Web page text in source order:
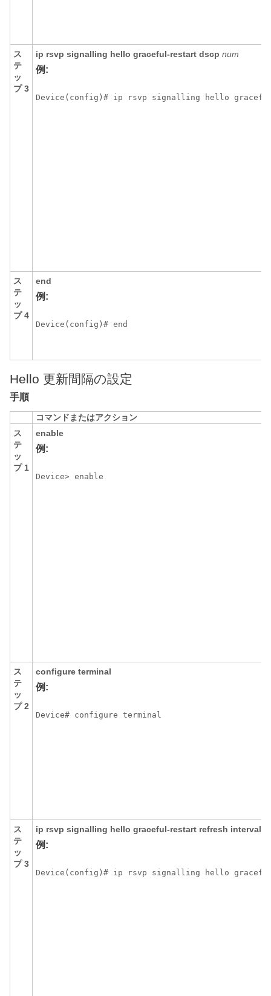
ス
テ
ッ
プ 3
ip rsvp signalling hello graceful-restart dscp num
例:
Device(config)# ip rsvp signalling hello
ス
テ
ッ
プ 4
end
例:
Device(config)# end
Hello 更新間隔の設定
手順
コマンドまたはアクション
ス
テ
ッ
プ 1
enable
例:
Device> enable
ス
テ
ッ
プ 2
configure terminal
例:
Device# configure terminal
ス
テ
ッ
プ 3
ip rsvp signalling hello graceful-restart refresh interval
例:
Device(config)# ip rsvp signalling hello